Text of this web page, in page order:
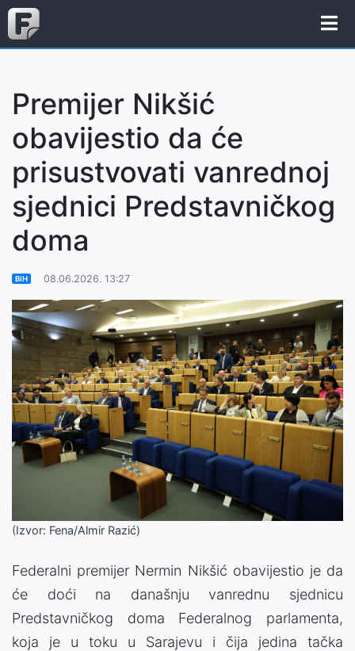
Premijer Nikšić
obavijestio da će
prisustvovati vanrednoj
sjednici Predstavničkog
doma
BiH 08.06.2026. 13:27
(Izvor: Fena/Almir Razić)
Federalni premijer Nermin Nikšić obavijestio je da
će doći na današnju vanrednu sjednicu
Predstavničkog doma Federalnog parlamenta,
koja je u toku u Sarajevu i čija jedina tačka